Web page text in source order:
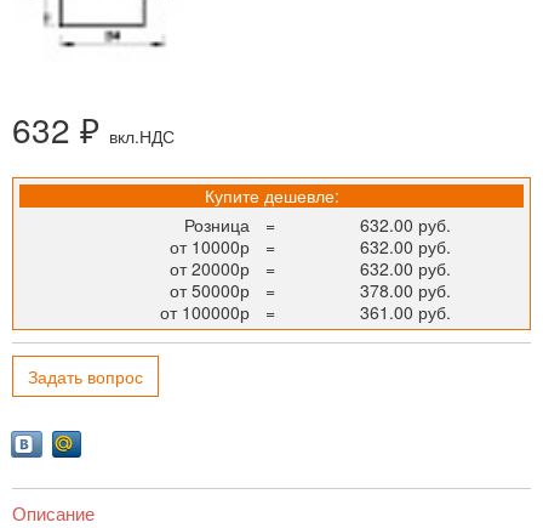
632 ₽ вкл.НДС
Купите дешевле:
Розница
=
632.00 руб.
от 10000р
=
632.00 руб.
от 20000р
=
632.00 руб.
от 50000р
=
378.00 руб.
от 100000р
= 361.00 руб.
Задать вопрос
Описание